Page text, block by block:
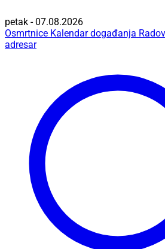
petak - 07.08.2026
Osmrtnice Kalendar događanja
adresar